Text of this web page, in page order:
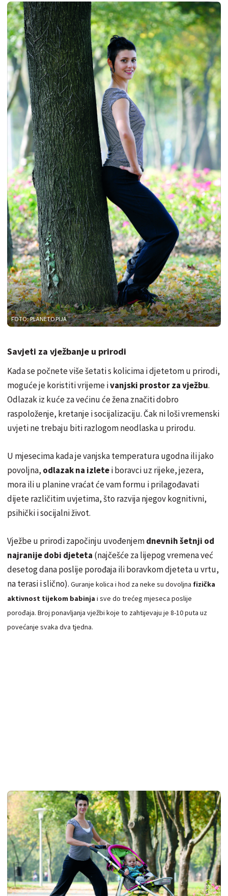
FOTO: PLANETOPIJA
Savjeti za vježbanje u prirodi
Kada se počnete više šetati s kolicima i djetetom u prirodi,
moguće je koristiti vrijeme ivanjski prostor za vježbu.
Odlazak iz kuće za većinu će žena značiti dobro
raspoloženje, kretanje i socijalizaciju. Čak ni loši vremenski
uvjeti ne trebaju biti razlogom neodlaska u prirodu.
U mjesecima kada je vanjska temperatura ugodna ili jako
povoljna, odlazak na izletei boravci uz rijeke, jezera,
mora ili u planine vraćat će vam formu i prilagođavati
dijete različitim uvjetima, što razvija njegov kognitivni,
psihički i socijalni život.
Vježbe u prirodi započinju uvođenjemdnevnih šetnji od
najranije dobi djeteta (najčešće za lijepog vremena već
desetog dana poslije porođaja ili boravkom djeteta u vrtu,
na terasi i slično). Guranje kolica i hod za neke su dovoljna fizička
aktivnost tijekom babinja i sve do trećeg mjeseca poslije
porođaja. Broj ponavljanja vježbi koje to zahtijevaju je 8-10 puta uz
povećanje svaka dva tjedna.